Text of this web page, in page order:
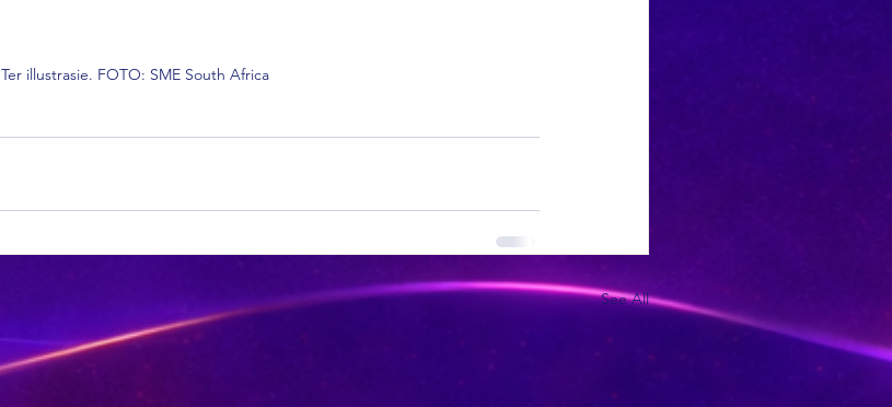
Ter illustrasie. FOTO: SME South Africa
See All